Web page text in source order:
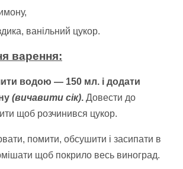
ванільний цукор.
варення:
водою — 150 мл. і додати
(вичавити сік). Довести до
щоб розчинився цукор.
помити, обсушити і засипати в
щоб покрило весь виноград.